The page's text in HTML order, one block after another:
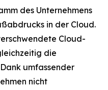
des Unternehmens
in der Cloud.
Cloud-
die
umfassender
nicht